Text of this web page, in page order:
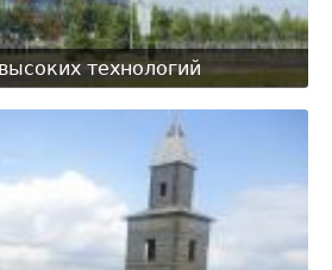
технологий